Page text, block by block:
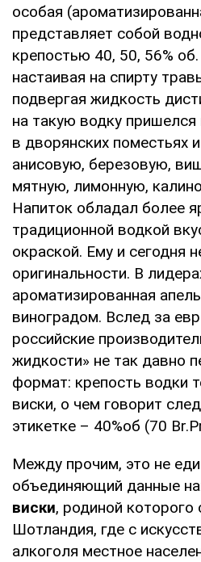
особая
представляет собой
крепостью 40, 50, 56%
настаивая на спирту
подвергая жидкость
на такую водку пришелся
в дворянских поместьях
анисовую, березовую,
мятную, лимонную,
Напиток обладал более
традиционной водкой
окраской. Ему и сегодня
оригинальности. В
ароматизированная
виноградом. Вслед за
российские
жидкости» не так давно
формат: крепость водки
виски, о чем говорит
этикетке – 40%об (70
Между прочим, это не
объединяющий данные
виски, родиной которого
Шотландия, где с
алкоголя местное